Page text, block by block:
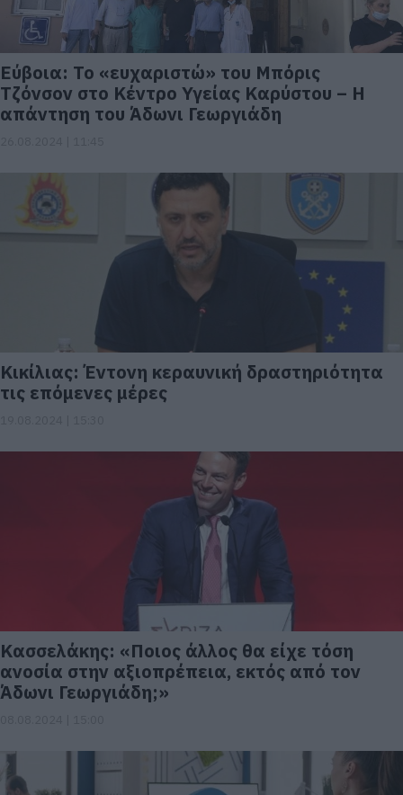
Εύβοια: Το «ευχαριστώ» του Μπόρις
Τζόνσον στο Κέντρο Υγείας Καρύστου – Η
απάντηση του Άδωνι Γεωργιάδη
Κικίλιας: Έντονη κεραυνική δραστηριότητα
τις επόμενες μέρες
Κασσελάκης: «Ποιος άλλος θα είχε τόση
ανοσία στην αξιοπρέπεια, εκτός από τον
Άδωνι Γεωργιάδη;»